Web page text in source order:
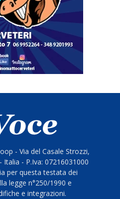
- Via del Casale Strozzi,
Italia - P.Iva: 07216031000
per questa testata dei
legge n°250/1990 e
e integrazioni.